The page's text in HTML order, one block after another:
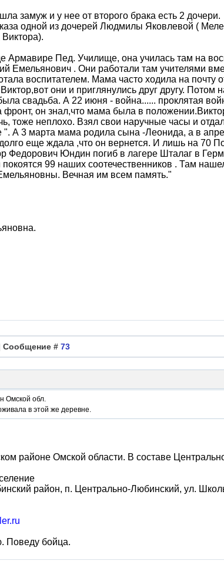
замуж и у нее от второго брака есть 2 дочери.
одной из дочерей Людмилы Яковлевой (
Армавире Пед. Училище, она училась там на
Емельянович . Они работали там учителями
воспитателем. Мама часто ходила на почту
они и приглянулись друг другу. Потом
свадьба. А 22 июня - война...... проклятая
фронт, он знал,что мама была в
тоже неплохо. Взял свои наручные часы и
". А 3 марта мама родила сына -Леонида, а в
еще ждала ,что он вернется. И лишь на 70
Федорович Юндин погиб в лагере Шталаг в
99 наших соотечественников . Там
Вечная им всем память."
Сообщение # 73
Омской обл.
в этой же деревне.
районе Омской области. В составе
район, п. Центрально-Любинский, ул.
Поведу бойца.